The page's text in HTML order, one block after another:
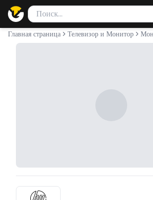
Поиск товаров
Введите минимум 2 символа для
Главная страница Телевизор и Монитор